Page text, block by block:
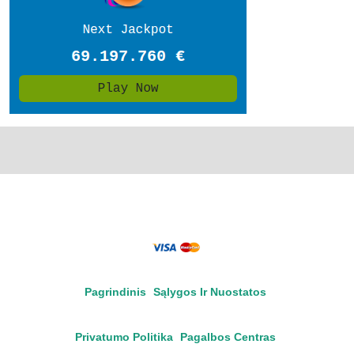
Pagrindinis Sąlygos Ir Nuostatos
Privatumo Politika Pagalbos Centras